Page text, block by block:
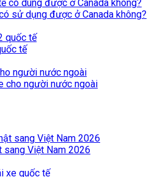
sử dụng được ở Canada không?
tế
cho người nước ngoài
Việt Nam 2026